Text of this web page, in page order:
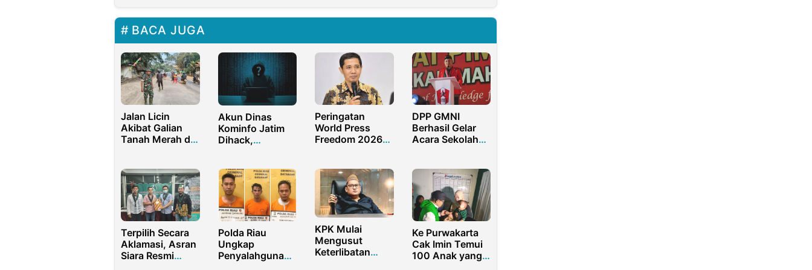
BACA JUGA
Jalan Licin
Akibat Galian
Tanah Merah di
Danramil Angkat
Bicara
Akun Dinas
Kominfo Jatim
Dihack,
dan Penjarakan
Khofifah
Peringatan
World Press
Freedom 2026
Jurnalis Adaptif
dan Independen
DPP GMNI
Berhasil Gelar
Acara Sekolah
Bojonegoro
Terpilih Secara
Aklamasi, Asran
Siara Resmi
Polda Riau
Ungkap
Penyalahgunaan
KPK Mulai
Mengusut
Keterlibatan
Ke Purwakarta
Cak Imin Temui
100 Anak yang